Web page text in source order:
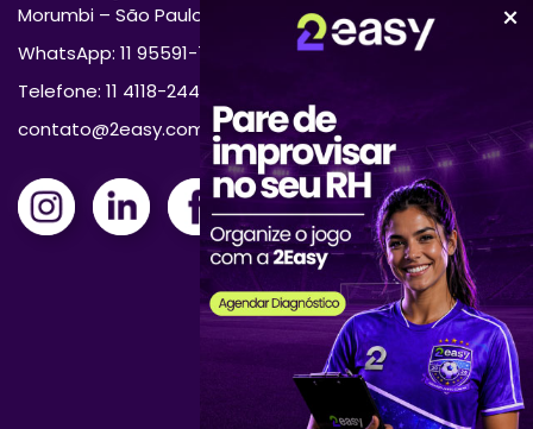
Morumbi – São Paulo/SP 04794-000
WhatsApp: 11 95591-7870
Telefone: 11 4118-2444
contato@2easy.com.br